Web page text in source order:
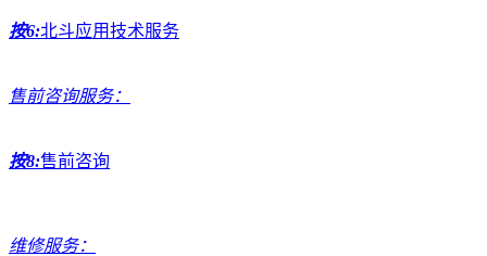
按6:北斗应用技术服务
售前咨询服务：
按8:售前咨询
维修服务：